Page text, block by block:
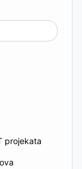
projekata